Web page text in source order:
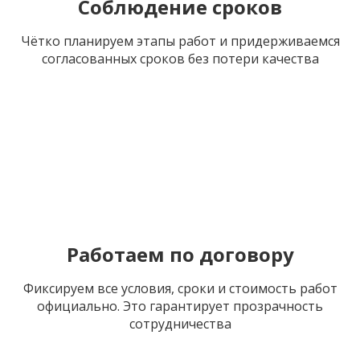
Соблюдение сроков
Чётко планируем этапы работ и придерживаемся
согласованных сроков без потери качества
Работаем по договору
Фиксируем все условия, сроки и стоимость работ
официально. Это гарантирует прозрачность
сотрудничества